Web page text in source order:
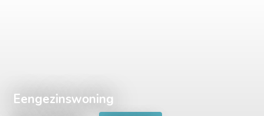
Eengezinswoning